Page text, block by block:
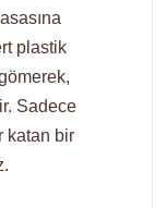
plastik
Sadece
katan bir